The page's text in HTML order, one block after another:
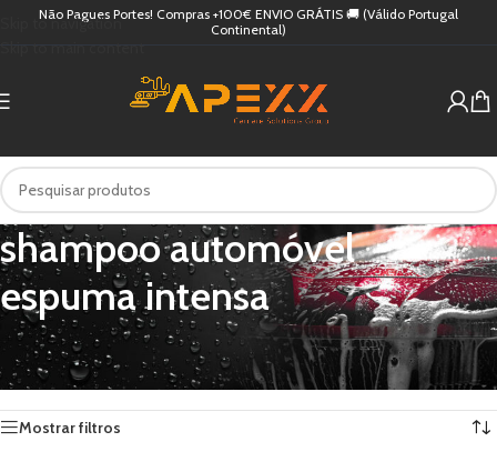
Skip to navigation
Não Pagues Portes! Compras +100€ ENVIO GRÁTIS 🚚 (Válido Portugal
Continental)
shampoo automóvel
espuma intensa
Início/
Produtos etiquetados com “shampoo automóvel espuma intensa”
Apenas um resultado
Mostrar filtros